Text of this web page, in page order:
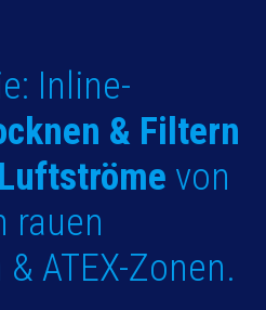
Inline-
& Filtern
von
rauen
ATEX-Zonen.